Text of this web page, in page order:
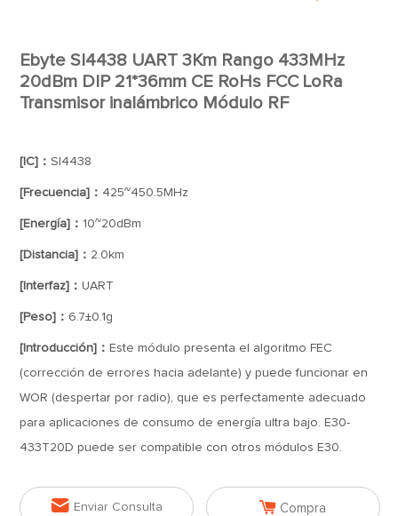
Ebyte SI4438 UART 3Km Rango 433MHz
20dBm DIP 21*36mm CE RoHs FCC LoRa
Transmisor inalámbrico Módulo RF
[IC]：SI4438
[Frecuencia]： 425~450.5MHz
[Energía]： 10~20dBm
[Distancia]： 2.0km
[Interfaz]：UART
[Peso]： 6.7±0.1g
[Introducción]： Este módulo presenta el algoritmo FEC
(corrección de errores hacia adelante) y puede funcionar en
WOR (despertar por radio), que es perfectamente adecuado
para aplicaciones de consumo de energía ultra bajo. E30-
433T20D puede ser compatible con otros módulos E30.
 Enviar Consulta  Compra